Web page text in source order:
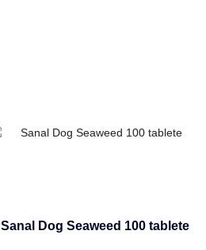
Sanal Dog Seaweed 100 tablete